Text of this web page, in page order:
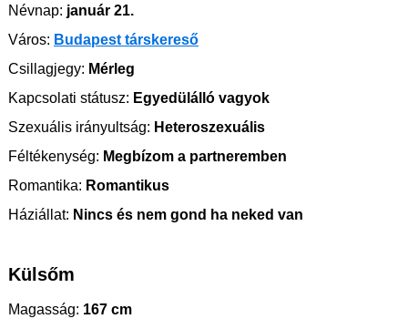
Névnap: január 21.
Város: Budapest társkereső
Csillagjegy: Mérleg
Kapcsolati státusz: Egyedülálló vagyok
Szexuális irányultság: Heteroszexuális
Féltékenység: Megbízom a partneremben
Romantika: Romantikus
Háziállat: Nincs és nem gond ha neked van
Külsőm
Magasság: 167 cm